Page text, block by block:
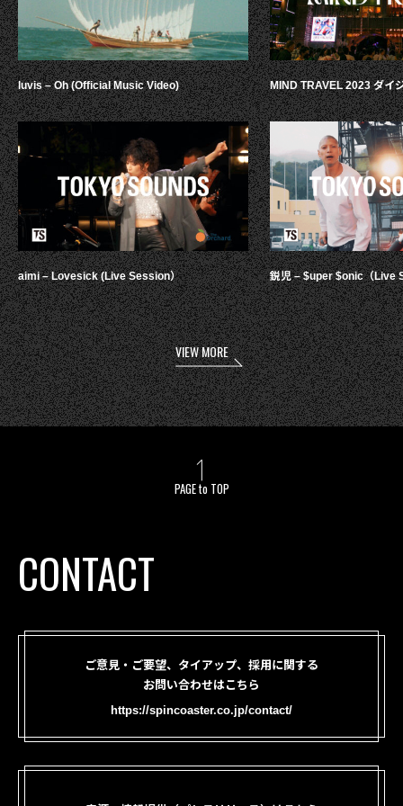
luvis – Oh (Official Music Video)
aimi – Lovesick (Live Session）
MIND TRAVEL 2023 ダイ
鋭児 – $uper $onic（Live
VIEW MORE
PAGE to TOP
CONTACT
ご意見・ご要望、タイアップ、採用に関する
お問い合わせはこちら
https://spincoaster.co.jp/contact/